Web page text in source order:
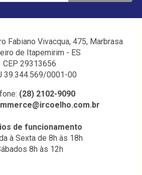
Fabiano Vivacqua, 475, Marbrasa
de Itapemirim - ES
CEP 29313656
39.344.569/0001-00
(28) 2102-9090
de funcionamento
à Sexta de 8h às 18h
8h às 12h